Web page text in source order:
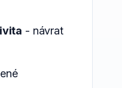
- návrat